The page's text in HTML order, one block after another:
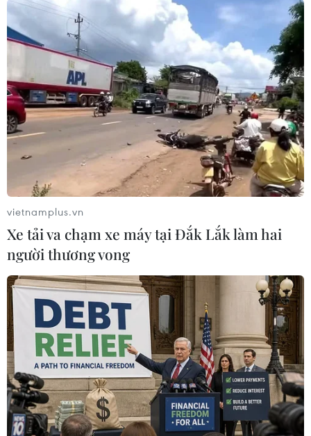
nắng nóng với mức nhiệt cao tới 40 độ C trong
những ngày tới.
Riêng tại thủ đô Berlin, nền nhiệt cao nhất có
thể chạm ngưỡng 38 độ C. Trong khi đó, nhiều
ngày qua, bang Brandenburg gần Berlin phải
ứng phó với hàng loạt vụ cháy rừng./.
(TTXVN/Vietnam+)
#Berlin #hỏa hoạn #cháy rừng
#vụ nổ
#đạn dược
#nắng nóng Đức
vietnamplus.vn
Xe tải va chạm xe máy tại Đắk Lắk làm hai
người thương vong